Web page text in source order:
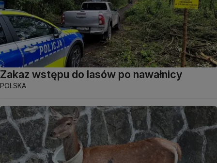
Zakaz wstępu do lasów po nawałnicy
POLSKA